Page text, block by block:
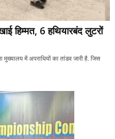
हिम्मत, 6 हथियारबंद लुटरों
मुख्यालय में अपराधियों का तांडव जारी है. जिस